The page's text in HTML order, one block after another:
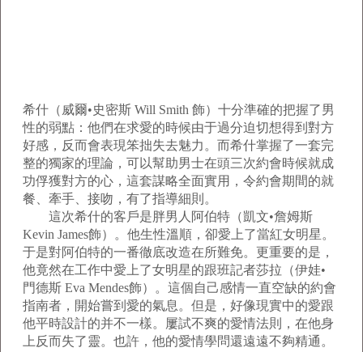
希什（威爾•史密斯 Will Smith 飾）十分準確的把握了男
性的弱點：他們在求愛的時候由于過分迫切想得到對方
好感，反而會表現笨拙失去魅力。而希什掌握了一套完
整的獨家的理論，可以幫助男士在頭三次約會時候就成
功俘獲對方的心，這套謀略全面實用，令約會期間的就
餐、牽手、接吻，有了指導細則。
這次希什的客戶是胖男人阿伯特（凱文•詹姆斯
Kevin James飾）。他生性溫順，卻愛上了當紅女明星。
于是對阿伯特的一番徹底改造在所難免。更重要的是，
他竟然在工作中愛上了女明星的跟班記者莎拉（伊娃•
門德斯 Eva Mendes飾）。這個自己感情一直空缺的約會
指南者，開始嘗到愛的氣息。但是，好像現實中的愛跟
他平時設計的并不一樣。屢試不爽的愛情法則，在他身
上反而失了靈。也許，他的愛情學問還遠遠不夠精通。